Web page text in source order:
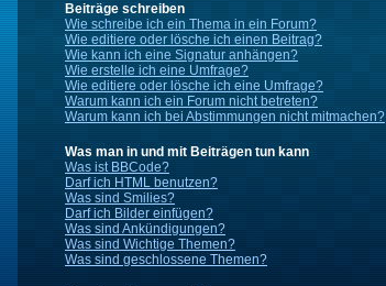
Beiträge schreiben
Wie schreibe ich ein Thema in ein Forum?
Wie editiere oder lösche ich einen Beitrag?
Wie kann ich eine Signatur anhängen?
Wie erstelle ich eine Umfrage?
Wie editiere oder lösche ich eine Umfrage?
Warum kann ich ein Forum nicht betreten?
Warum kann ich bei Abstimmungen nicht mitmachen?
Was man in und mit Beiträgen tun kann
Was ist BBCode?
Darf ich HTML benutzen?
Was sind Smilies?
Darf ich Bilder einfügen?
Was sind Ankündigungen?
Was sind Wichtige Themen?
Was sind geschlossene Themen?